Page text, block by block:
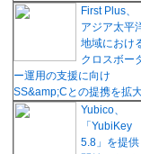
First Plus、
アジア太平
地域におけ
クロスボー
ー運用の支援に向け
SS&amp;Cとの提携を拡
Yubico、
「YubiKey
5.8」を提供